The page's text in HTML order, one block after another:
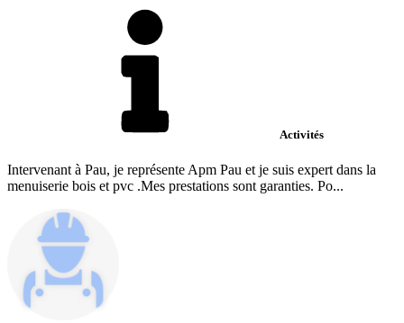
Activités
Intervenant à Pau, je représente Apm Pau et je suis expert dans la
menuiserie bois et pvc .Mes prestations sont garanties. Po...